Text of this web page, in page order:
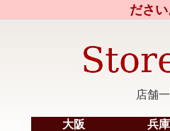
ださ
店舗
大阪 兵庫